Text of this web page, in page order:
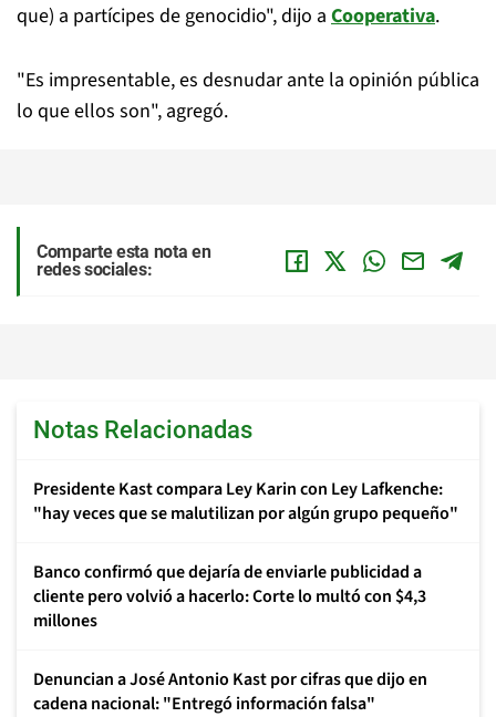
que) a partícipes de genocidio", dijo a Cooperativa.
"Es impresentable, es desnudar ante la opinión pública
lo que ellos son", agregó.
Comparte esta nota en
redes sociales:
Notas Relacionadas
Presidente Kast compara Ley Karin con Ley Lafkenche:
"hay veces que se malutilizan por algún grupo pequeño"
Banco confirmó que dejaría de enviarle publicidad a
cliente pero volvió a hacerlo: Corte lo multó con $4,3
millones
Denuncian a José Antonio Kast por cifras que dijo en
cadena nacional: "Entregó información falsa"